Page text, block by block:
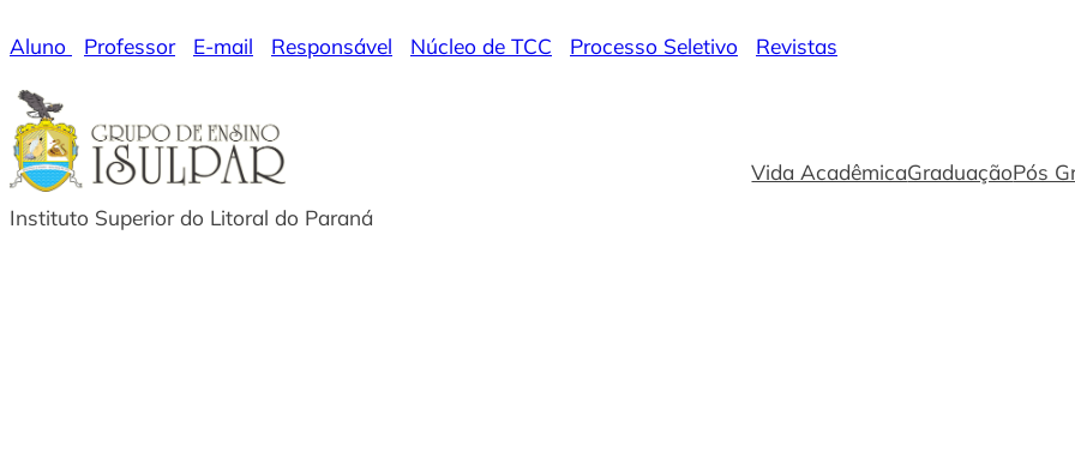
para
o
conteúdo
Aluno Professor| E-mail Responsável Núcleo de TCC Processo Seletivo Revistas
Instituto Superior do Litoral do Paraná
Vida AcadêmicaGraduaçãoPós